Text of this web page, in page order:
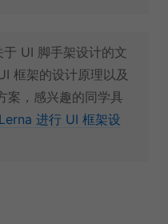
于 UI 脚手架设计的文
框架的设计原理以及
案，感兴趣的同学具
进行 UI 框架设